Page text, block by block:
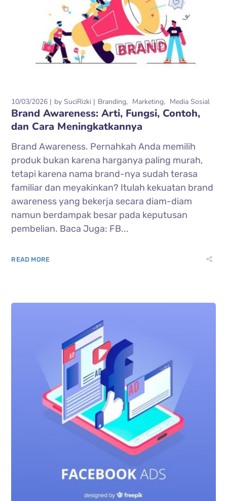
10/03/2026 bySuciRizki Branding Marketing Media Sosial
Brand Awareness: Arti, Fungsi, Contoh,
dan Cara Meningkatkannya
Brand Awareness. Pernahkah Anda memilih
produk bukan karena harganya paling murah,
tetapi karena nama brand-nya sudah terasa
familiar dan meyakinkan? Itulah kekuatan brand
awareness yang bekerja secara diam-diam
namun berdampak besar pada keputusan
pembelian. Baca Juga: FB...
READ MORE